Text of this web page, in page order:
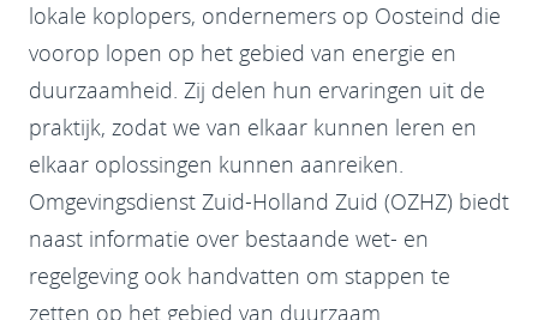
lokale koplopers, ondernemers op Oosteind die
voorop lopen op het gebied van energie en
duurzaamheid. Zij delen hun ervaringen uit de
praktijk, zodat we van elkaar kunnen leren en
elkaar oplossingen kunnen aanreiken.
Omgevingsdienst Zuid-Holland Zuid (OZHZ) biedt
naast informatie over bestaande wet- en
regelgeving ook handvatten om stappen te
zetten op het gebied van duurzaam